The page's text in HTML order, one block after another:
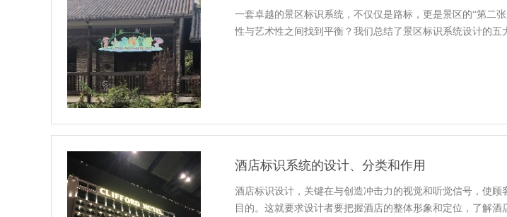
一套卓越的景区标识系统，不仅仅是路标，更是景区的“第二
性与艺术性之间找到平衡？我们总结了景区标识系统设计的五
酒店标识系统的设计、分类和作用
酒店标识设计，关键在与创造冲击力的视觉和听觉信号，使
目的。这就要求设计者要把握酒店的整体形象和定位，了解